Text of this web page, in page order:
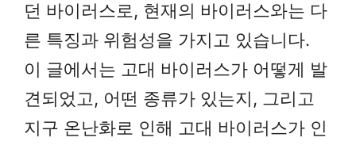
던 바이러스로, 현재의 바이러스와는 다
른 특징과 위험성을 가지고 있습니다.
이 글에서는 고대 바이러스가 어떻게 발
견되었고, 어떤 종류가 있는지, 그리고
지구 온난화로 인해 고대 바이러스가 인